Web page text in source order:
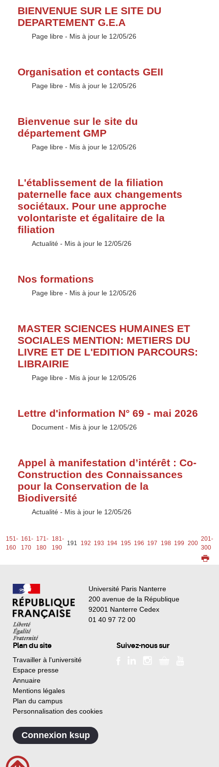
BIENVENUE SUR LE SITE DU
DEPARTEMENT G.E.A
Type :
Page libre - Mis à jour le 12/05/26
Organisation et contacts GEII
Type :
Page libre - Mis à jour le 12/05/26
Bienvenue sur le site du
département GMP
Type :
Page libre - Mis à jour le 12/05/26
L'établissement de la filiation
paternelle face aux changements
sociétaux. Pour une approche
volontariste et égalitaire de la
filiation
Type :
Actualité - Mis à jour le 12/05/26
Nos formations
Type :
Page libre - Mis à jour le 12/05/26
MASTER SCIENCES HUMAINES ET
SOCIALES MENTION: METIERS DU
LIVRE ET DE L'EDITION PARCOURS:
LIBRAIRIE
Type :
Page libre - Mis à jour le 12/05/26
Lettre d'information N° 69 - mai 2026
Type :
Document - Mis à jour le 12/05/26
Appel à manifestation d’intérêt : Co-
Construction des Connaissances
pour la Conservation de la
Biodiversité
Type :
Actualité - Mis à jour le 12/05/26
151-
160
161-
170
171-
180
181-
190
191 192 193 194 195 196 197 198 199 200
201-
300
Université Paris Nanterre
200 avenue de la République
92001 Nanterre Cedex
01 40 97 72 00
Plan du site
Travailler à l'université
Espace presse
Annuaire
Mentions légales
Plan du campus
Personnalisation des cookies
Suivez-nous sur
Connexion ksup